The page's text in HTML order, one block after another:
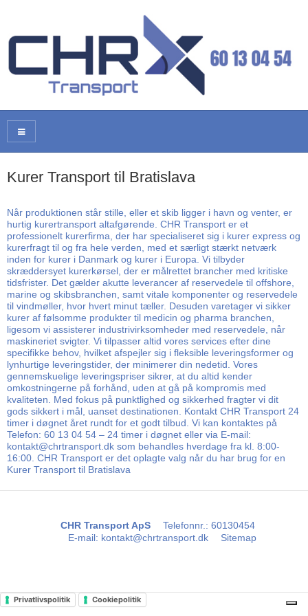
Kurer Transport til Bratislava
Når produktionen står stille, eller et skib ligger i havn og venter, er
hurtig kurertransport altafgørende. CHR Transport er et
professionelt kurerfirma, der har specialiseret sig i kurer express og
kurerfragt til og fra hele verden, med et særligt stærkt netværk
inden for kurer i Danmark og kurer i Europa. Vi tilbyder
skræddersyet kurerkørsel, der er målrettet brancher med kritiske
tidsfrister. Det gælder akutte leverancer af reservedele til offshore,
marine og skibsbranchen, samt vitale komponenter og reservedele
til vindmøller, hvor hvert minut tæller. Desuden varetager vi sikker
kurer af følsomme produkter til medicin og pharma branchen,
ligesom vi assisterer industrivirksomheder med reservedele, når
maskineriet svigter. Vi tilpasser altid vores services efter dine
specifikke behov, hvilket afspejler sig i fleksible leveringsformer og
lynhurtige leveringstider, der minimerer din nedetid. Vores
gennemskuelige leveringspriser sikrer, at du altid kender
omkostningerne på forhånd, uden at gå på kompromis med
kvaliteten. Med fokus på punktlighed og sikkerhed fragter vi dit
gods sikkert i mål, uanset destinationen. Kontakt CHR Transport 24
timer i døgnet året rundt for et godt tilbud. Vi kan kontaktes på
Telefon: 60 13 04 54 – 24 timer i døgnet eller via E-mail:
kontakt@chrtransport.dk som behandles hverdage fra kl. 8:00-
16:00. CHR Transport er det oplagte valg når du har brug for en
Kurer Transport til Bratislava
CHR Transport ApS Telefonnr.: 60130454
E-mail: kontakt@chrtransport.dk Sitemap
Privatlivspolitik Cookiepolitik